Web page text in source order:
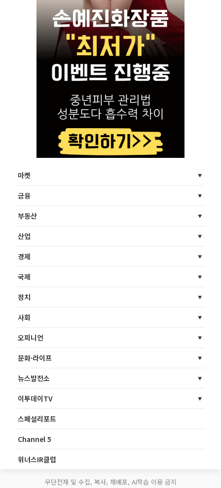
마켓
금융
부동산
산업
경제
국제
정치
사회
오피니언
문화·라이프
뉴스발전소
이투데이TV
스페셜리포트
Channel 5
위너스IR클럽
무단전재 및 수집, 복사, 재배포, AI학습 이용 금지